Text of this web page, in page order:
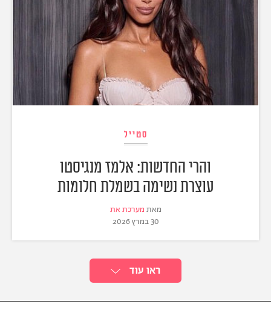
סטייל
והרי החדשות: אלמז מנגיסטו
עוצרת נשימה בשמלת חלומות
מאת מערכת את
30 במרץ 2026
ראו עוד